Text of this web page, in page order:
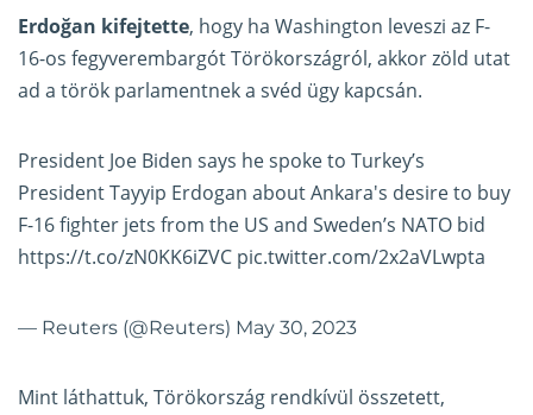
Erdoğan kifejtette, hogy ha Washington leveszi az F-
16-os fegyverembargót Törökországról, akkor zöld utat
ad a török parlamentnek a svéd ügy kapcsán.
President Joe Biden says he spoke to Turkey’s
President Tayyip Erdogan about Ankara's desire to buy
F-16 fighter jets from the US and Sweden’s NATO bid
https://t.co/zN0KK6iZVC pic.twitter.com/2x2aVLwpta
— Reuters (@Reuters) May 30, 2023
Mint láthattuk, Törökország rendkívül összetett,